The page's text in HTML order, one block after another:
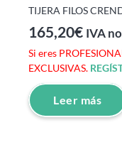
TIJERA FILOS
165,20€ IVA
Si eres
EXCLUSIVAS.
Leer más